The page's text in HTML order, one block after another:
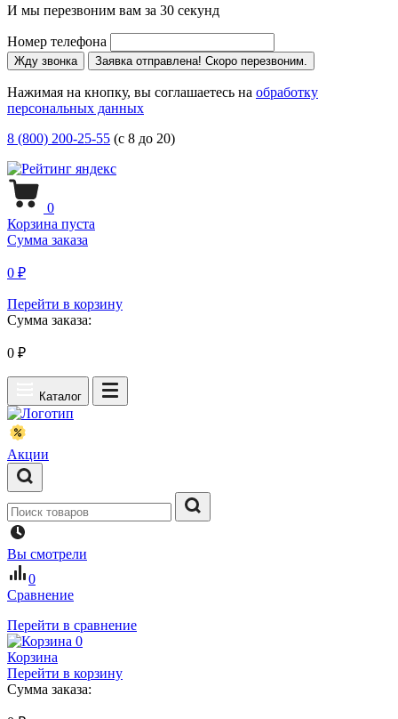
И мы перезвоним вам за 30 секунд
Номер телефона
Жду звонка Заявка отправлена! Скоро перезвоним.
Нажимая на кнопку, вы соглашаетесь на обработку
персональных данных
8 (800) 200-25-55 (с 8 до 20)
0
Корзина пуста
Сумма заказа
0 ₽
Перейти в корзину
Сумма заказа:
0 ₽
Каталог
Акции
Вы смотрели
0
Сравнение
Перейти в сравнение
0
Корзина
Перейти в корзину
Сумма заказа: